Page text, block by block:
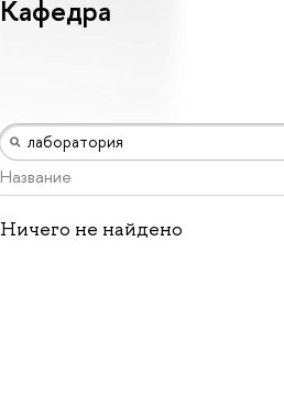
Кафедра
Название
Ничего не найдено